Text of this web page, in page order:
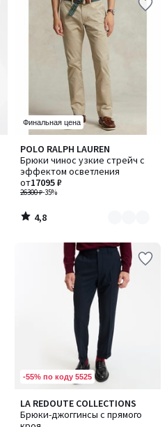
Финальная цена
POLO RALPH LAUREN
Брюки чинос узкие стрейч с
эффектом осветления
26300 ₽-35%
от17095 ₽
4,8
/ 5
Количество
цветов:
2
4,8
/
-55% по коду 5525
LA REDOUTE COLLECTIONS
Брюки-джоггинсы с прямого
4,2
/ 5